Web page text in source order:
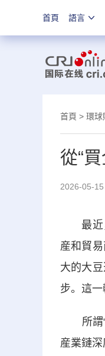
首頁 語言
首頁 > 環球
從“
2026-05-
最近，
産和貿
大的大
步。這一
所謂“
産業鏈